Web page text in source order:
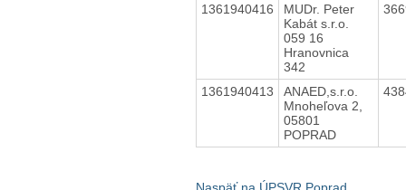
1361940416
MUDr. Peter
Kabát s.r.o.
059 16
Hranovnica
342
1361940413
ANAED,s.r.o.
Mnoheľova 2,
05801
POPRAD